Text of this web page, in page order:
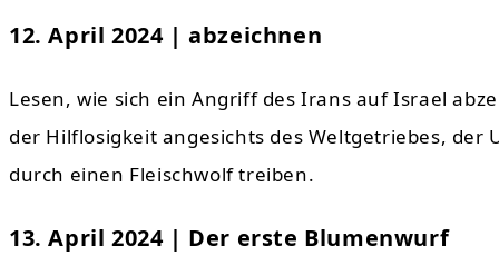
12. April 2024 | abzeichnen
Lesen, wie sich ein Angriff des Irans auf Israel
der Hilflosigkeit angesichts des Weltgetriebes, der
durch einen Fleischwolf treiben.
13. April 2024 | Der erste Blumenwurf